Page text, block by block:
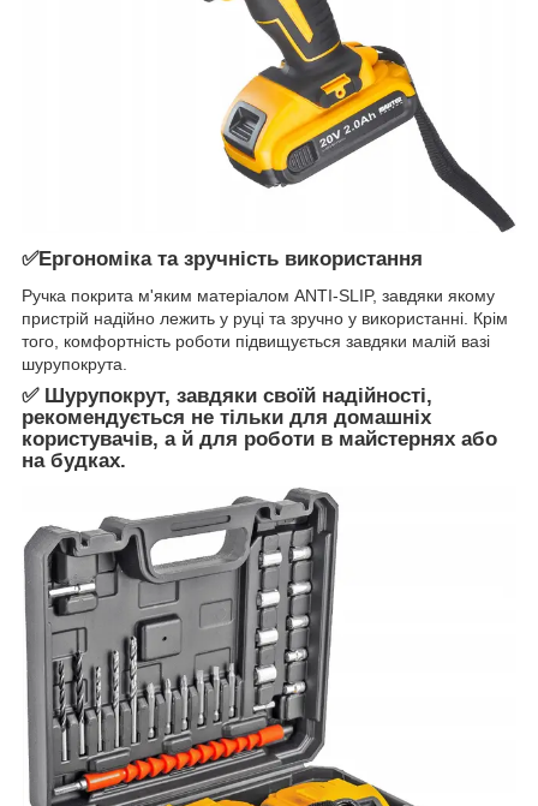
✅Ергономіка та зручність використання
Ручка покрита м'яким матеріалом ANTI-SLIP, завдяки якому
пристрій надійно лежить у руці та зручно у використанні. Крім
того, комфортність роботи підвищується завдяки малій вазі
шурупокрута.
✅ Шурупокрут, завдяки своїй надійності,
рекомендується не тільки для домашніх
користувачів, а й для роботи в майстернях або
на будках.